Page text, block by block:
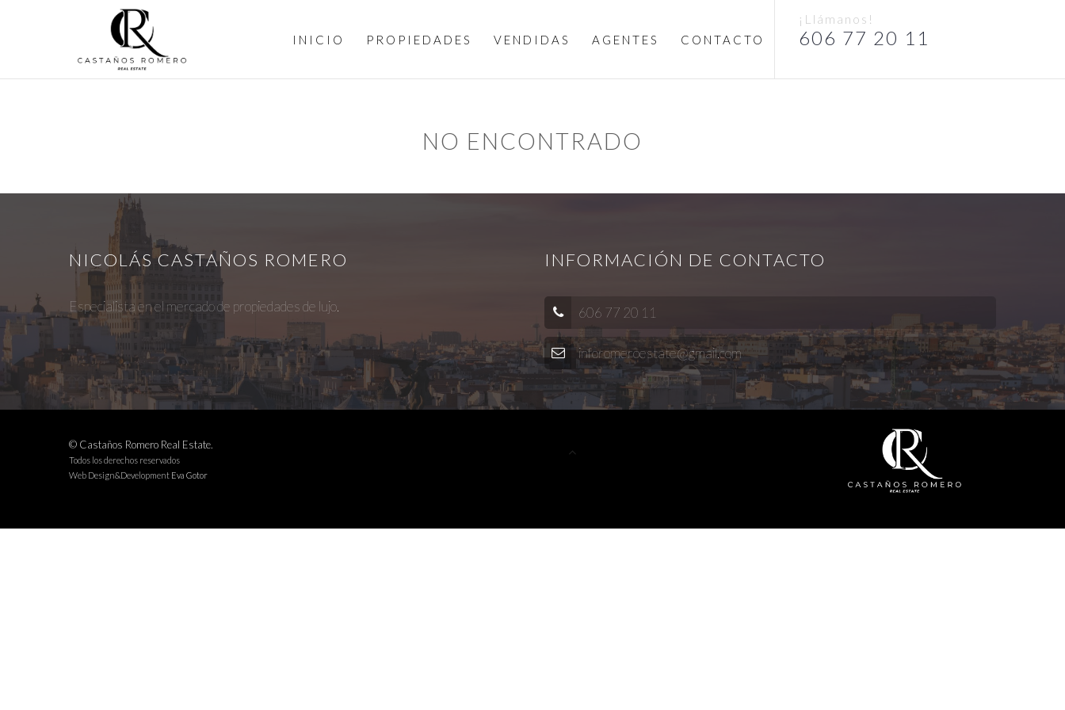
¡Llámanos!
606 77 20 11
INICIO PROPIEDADES VENDIDAS AGENTES CONTACTO
NO ENCONTRADO
NICOLÁS CASTAÑOS ROMERO
Especialista en el mercado de propiedades de lujo.
INFORMACIÓN DE CONTACTO
606 77 20 11
inforomeroestate@gmail.com
© Castaños Romero Real Estate.
Todos los derechos reservados
Web Design&Development Eva Gotor